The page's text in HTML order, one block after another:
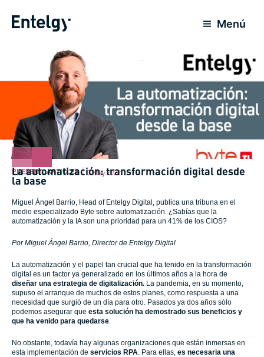
Menú
PRESENT,ARTICLES 3 May 2022
La automatización: transformación digital desde
la base
Miguel Ángel Barrio, Head of Entelgy Digital, publica una tribuna en el
medio especializado Byte sobre automatización. ¿Sabías que la
automatización y la IA son una prioridad para un 41% de los CIOS?
Por Miguel Ángel Barrio, Director de Entelgy Digital
La automatización y el papel tan crucial que ha tenido en la transformación
digital es un factor ya generalizado en los últimos años a la hora de
diseñar una estrategia de digitalización. La pandemia, en su momento,
supuso el arranque de muchos de estos planes, como respuesta a una
necesidad que surgió de un día para otro. Pasados ya dos años sólo
podemos asegurar que esta solución ha demostrado sus beneficios y
que ha venido para quedarse.
No obstante, todavía hay algunas organizaciones que están inmersas en
esta implementación de servicios RPA. Para ellas, es necesaria una